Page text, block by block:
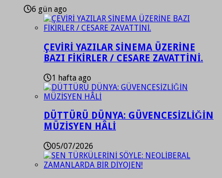
6 gün ago
ÇEVİRİ YAZILAR SİNEMA ÜZERİNE
BAZI FİKİRLER / CESARE ZAVATTİNİ.
1 hafta ago
DÜTTÜRÜ DÜNYA: GÜVENCESİZLİĞİN
MÜZİSYEN HÂLİ
05/07/2026